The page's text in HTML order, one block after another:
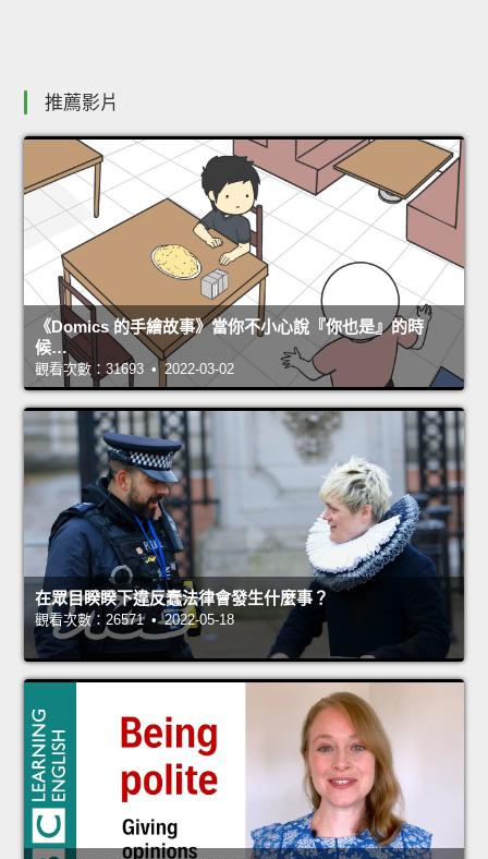
推薦影片
《Domics 的手繪故事》當你不小心說『你也是』的時
候…
觀看次數：31693 • 2022-03-02
在眾目睽睽下違反蠢法律會發生什麼事？
觀看次數：26571 • 2022-05-18